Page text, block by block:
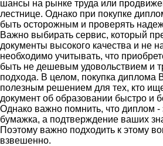
шансы на рынке труда или
лестнице. Однако при покупке
быть осторожным и проверять
Важно выбирать сервис, который
документы высокого качества и не
необходимо учитывать, что
быть не дешевым удовольствием и
подхода. В целом, покупка диплома
полезным решением для тех, кто
документ об образовании быстро и
Однако важно помнить, что диплом -
бумажка, а подтверждение ваших
Поэтому важно подходить к этому
взвешенно.